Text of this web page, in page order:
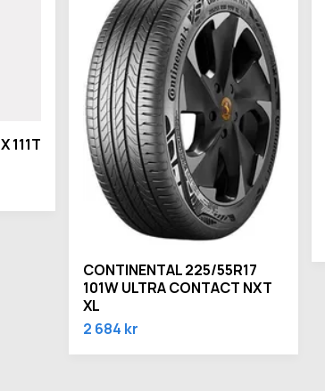
111T
CONTINENTAL 225/55R17
101W ULTRA CONTACT NXT
XL
2 684 kr